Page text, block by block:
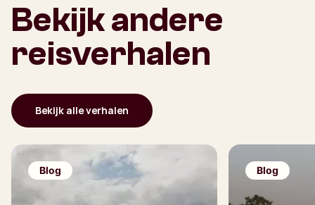
Bekijk andere
reisverhalen
Bekijk alle verhalen
Blog Blog